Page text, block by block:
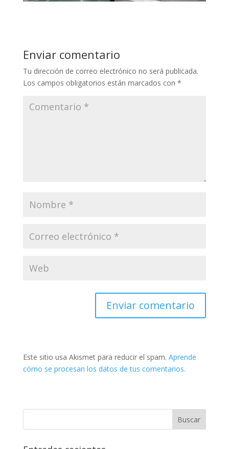
Enviar comentario
Tu dirección de correo electrónico no será publicada.
Los campos obligatorios están marcados con *
Este sitio usa Akismet para reducir el spam. Aprende
cómo se procesan los datos de tus comentarios.